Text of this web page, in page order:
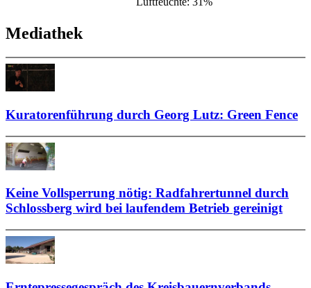
Mediathek
Kuratorenführung durch Georg Lutz: Green Fence
Keine Vollsperrung nötig: Radfahrertunnel durch
Schlossberg wird bei laufendem Betrieb gereinigt